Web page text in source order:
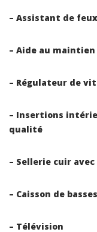
– Assistant de
– Aide au
– Régulateur de
– Insertions
qualité
– Sellerie cuir
– Caisson de
– Télévision